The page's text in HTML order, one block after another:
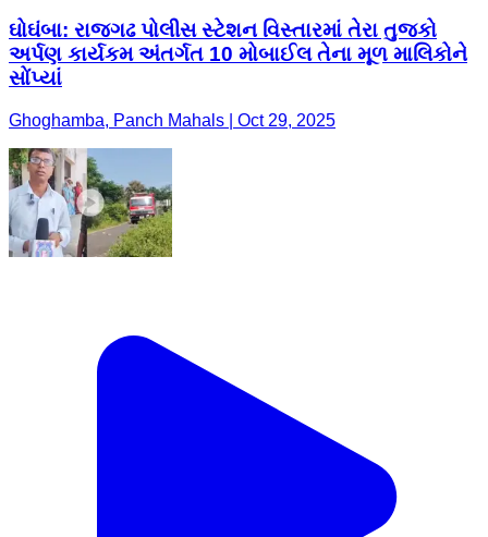
ઘોઘંબા: રાજગઢ પોલીસ સ્ટેશન વિસ્તારમાં તેરા તુજકો
અર્પણ કાર્યકમ અંતર્ગત 10 મોબાઈલ તેના મૂળ માલિકોને
સોંપ્યાં
Ghoghamba, Panch Mahals | Oct 29, 2025